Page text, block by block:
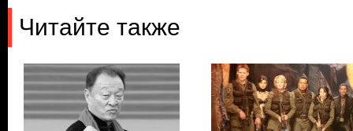
Читайте также